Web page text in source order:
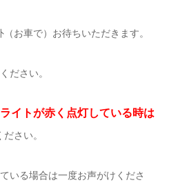
（お車で）お待ちいただきます。
ださい。
ライトが赤く点灯している時は
さい。
いる場合は一度お声がけくださ